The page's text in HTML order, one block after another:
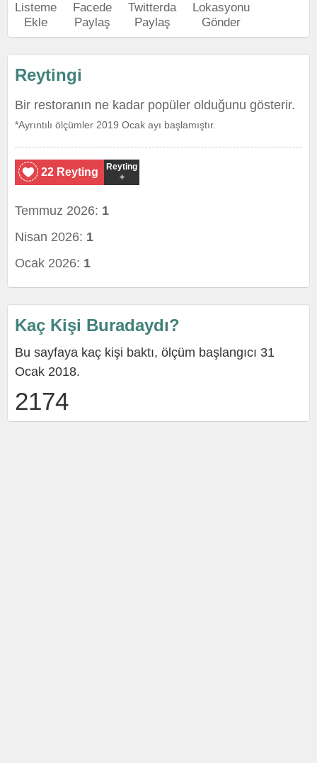
Listeme
Ekle
Facede
Paylaş
Twitterda
Paylaş
Lokasyonu
Gönder
Reytingi
Bir restoranın ne kadar popüler olduğunu gösterir.
*Ayrıntılı ölçümler 2019 Ocak ayı başlamıştır.
22 Reyting
Reyting
+
Temmuz 2026: 1
Nisan 2026: 1
Ocak 2026: 1
Kaç Kişi Buradaydı?
Bu sayfaya kaç kişi baktı, ölçüm başlangıcı 31
Ocak 2018.
2174